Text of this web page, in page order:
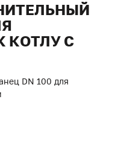
КОТЛУ С